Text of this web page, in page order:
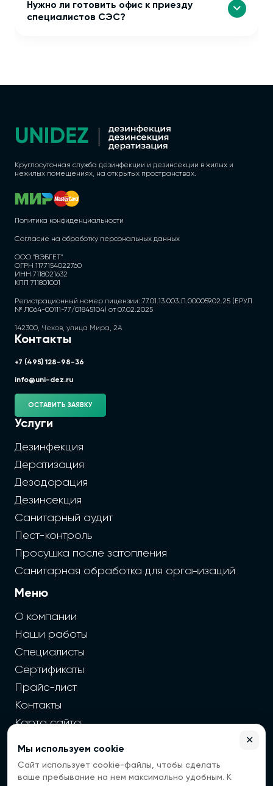
Нужно ли готовить офис к приезду
специалистов СЭС?
Круглосуточная служба дезинфекции и дезинсекции в жилых и
нежилых помещениях, на открытых пространствах.
Политика конфиденциальности
Согласие на обработку персональных данных
ООО "ВЭБГЕТ"
ОГРН 1177154022760
ИНН 7118021632
КПП 711801001
Регистрационный номер лицензии: 77.01.13.003.Л.000059.02.25 (ЕРУЛ
№ Л064-00111-77/01845104) от 07.02.2025
142300, Чехов, улица Мира, 2А
Контакты
+7 (495) 128-98-36
info@uni-dez.ru
ОСТАВИТЬ ЗАЯВКУ
Услуги
Дезинфекция
Дератизация
Дезодорация
Дезинсекция
Санитарный аудит
Пест-контроль
Просушка после затопления
Санитарная обработка для организаций
Меню
О компании
Наши работы
Специалисты
Сертификаты
Прайс-лист
Контакты
Карта сайта
2026 г. Cайт санэпидемстанции — Все права защищены
Все цены на сайте носят информационный
Мы используем cookie
Сайт использует cookie-файлы, чтобы сделать
ваше пребывание на нем максимально удобным. К
✕